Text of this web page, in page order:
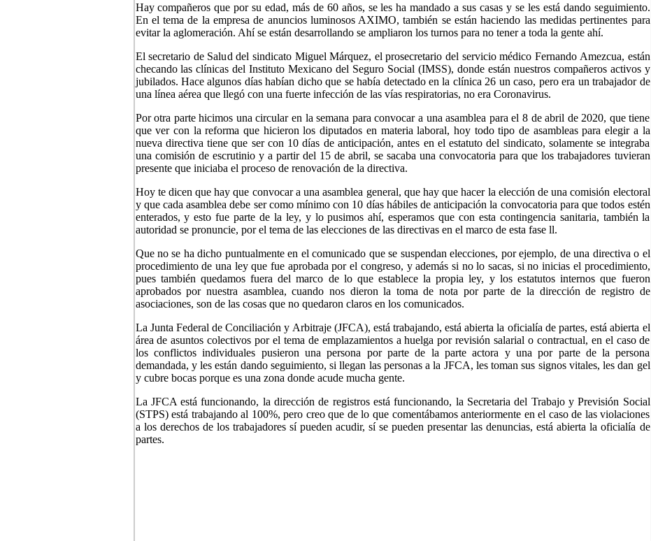
Hay compañeros que por su edad, más de 60 años, se les ha mandado a sus casas y se les está dando seguimiento.
En el tema de la empresa de anuncios luminosos AXIMO, también se están haciendo las medidas pertinentes para
evitar la aglomeración. Ahí se están desarrollando se ampliaron los turnos para no tener a toda la gente ahí.
El secretario de Salud del sindicato Miguel Márquez, el prosecretario del servicio médico Fernando Amezcua, están
checando las clínicas del Instituto Mexicano del Seguro Social (IMSS), donde están nuestros compañeros activos y
jubilados. Hace algunos días habían dicho que se había detectado en la clínica 26 un caso, pero era un trabajador de
una línea aérea que llegó con una fuerte infección de las vías respiratorias, no era Coronavirus.
Por otra parte hicimos una circular en la semana para convocar a una asamblea para el 8 de abril de 2020, que tiene
que ver con la reforma que hicieron los diputados en materia laboral, hoy todo tipo de asambleas para elegir a la
nueva directiva tiene que ser con 10 días de anticipación, antes en el estatuto del sindicato, solamente se integraba
una comisión de escrutinio y a partir del 15 de abril, se sacaba una convocatoria para que los trabajadores tuvieran
presente que iniciaba el proceso de renovación de la directiva.
Hoy te dicen que hay que convocar a una asamblea general, que hay que hacer la elección de una comisión electoral
y que cada asamblea debe ser como mínimo con 10 días hábiles de anticipación la convocatoria para que todos estén
enterados, y esto fue parte de la ley, y lo pusimos ahí, esperamos que con esta contingencia sanitaria, también la
autoridad se pronuncie, por el tema de las elecciones de las directivas en el marco de esta fase ll.
Que no se ha dicho puntualmente en el comunicado que se suspendan elecciones, por ejemplo, de una directiva o el
procedimiento de una ley que fue aprobada por el congreso, y además si no lo sacas, si no inicias el procedimiento,
pues también quedamos fuera del marco de lo que establece la propia ley, y los estatutos internos que fueron
aprobados por nuestra asamblea, cuando nos dieron la toma de nota por parte de la dirección de registro de
asociaciones, son de las cosas que no quedaron claros en los comunicados.
La Junta Federal de Conciliación y Arbitraje (JFCA), está trabajando, está abierta la oficialía de partes, está abierta el
área de asuntos colectivos por el tema de emplazamientos a huelga por revisión salarial o contractual, en el caso de
los conflictos individuales pusieron una persona por parte de la parte actora y una por parte de la persona
demandada, y les están dando seguimiento, si llegan las personas a la JFCA, les toman sus signos vitales, les dan gel
y cubre bocas porque es una zona donde acude mucha gente.
La JFCA está funcionando, la dirección de registros está funcionando, la Secretaria del Trabajo y Previsión Social
(STPS) está trabajando al 100%, pero creo que de lo que comentábamos anteriormente en el caso de las violaciones
a los derechos de los trabajadores sí pueden acudir, sí se pueden presentar las denuncias, está abierta la oficialía de
partes.